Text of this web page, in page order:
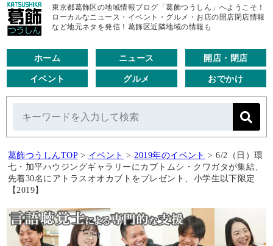
東京都葛飾区の地域情報ブログ「葛飾つうしん」へようこそ！
ローカルなニュース・イベント・グルメ・お店の開店閉店情報
など地元ネタを発信！葛飾区近隣地域の情報も
ホーム ニュース 開店・閉店
イベント グルメ おでかけ
葛飾つうしんTOP > イベント > 2019年のイベント > 6/2（日）環
七・加平ハウジングギャラリーにカブトムシ・クワガタが集結、
先着30名にアトラスオオカブトをプレゼント、小学生以下限定
【2019】